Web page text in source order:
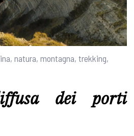
natura, montagna, trekking,
dei porti